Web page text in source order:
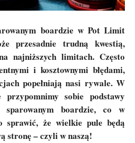
boardzie w Pot Limit
przesadnie trudną kwestią,
najniższych limitach. Często
i kosztownymi błędami,
popełniają nasi rywale. W
sobie podstawy
sparowanym boardzie, co w
sprawić, że wielkie pule będą
stronę – czyli w naszą!